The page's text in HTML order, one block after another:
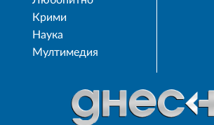
Крими
Наука
Мултимедия